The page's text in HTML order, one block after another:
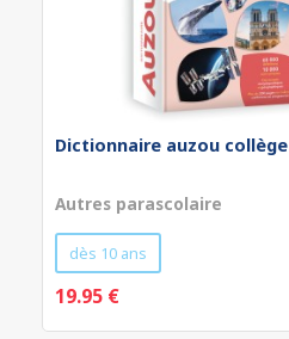
Dictionnaire auzou collège
Autres parascolaire
dès 10 ans
19.95 €